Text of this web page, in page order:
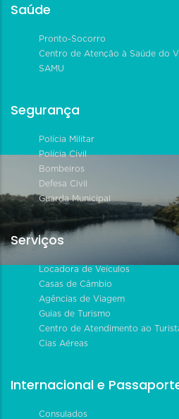
Saúde
Pronto-Socorro
Centro de Atenção à Saúde do
SAMU
Segurança
Polícia Militar
Polícia Civil
Bombeiros
Defesa Civil
Guarda Municipal
Serviços
Locadora de Veículos
Casas de Câmbio
Agências de Viagem
Guias de Turismo
Centro de Atendimento ao
Cias Aéreas
Internacional e
Consulados